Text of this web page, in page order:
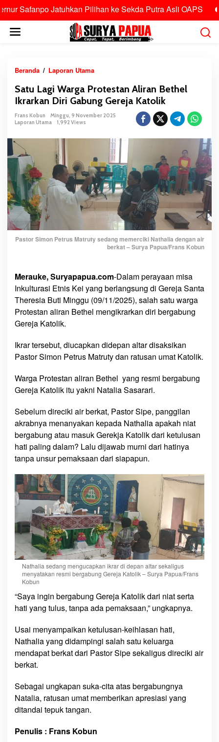
Jatuhkan Pilihan ke Sekda Putra Asli OAPS Tolak
Beranda / Laporan Utama
t
u
L
W
a
r
g
a
P
o
t
t
a
n
a
n
e
e
k
r
r
k
a
n
D
i
r
G
a
u
n
G
e
r
a
l
Satu Lagi Warga Protestan Aliran Bethel
Ikrarkan Diri Gabung Gereja Katolik
Frans Kobun
Minggu, 9 November 2025
Laporan Utama
1,992 Views
Pastor Simon Petrus Matruty sedang memerciki Nathalia dengan air
berkat – Surya Papua/Frans Kobun
Merauke, Suryapapua.com-Dalam perayaan misa
Inkulturasi Etnis Kei yang berlangsung di Gereja Santa
Theresia Buti Minggu (09/11/2025), salah satu warga
Protestan aliran Bethel mengikrarkan diri bergabung
Gereja Katolik.
Ikrar tersebut, diucapkan didepan altar disaksikan
Pastor Simon Petrus Matruty dan ratusan umat Katolik.
Warga Protestan aliran Bethel yang resmi bergabung
Gereja Katolik itu yakni Natalia Sasarari.
Sebelum direciki air berkat, Pastor Sipe, panggilan
akrabnya menanyakan kepada Nathalia apakah niat
bergabung atau masuk Gerekja Katolik dari ketulusan
hati paling dalam? Lalu dijawab murni dari hatinya
tanpa unsur pemaksaan dari siapapun.
Nathalia sedang mengucapkan ikrar di depan altar sekaligus
menyatakan resmi bergabung Gereja Katolik – Surya Papua/Frans
Kobun
“Saya ingin bergabung Gereja Katolik dari niat serta
hati yang tulus, tanpa ada pemaksaan,” ungkapnya.
Usai menyampaikan ketulusan-keihlasan hati,
Nathalia yang didampingi salah satu keluarga
mendapat berkat dari Pastor Sipe sekaligus direciki air
berkat.
Sebagai ungkapan suka-cita atas bergabungnya
Natalia, ratusan umat memberikan apresiasi yang
ditandai tepuk tangan.
Penulis : Frans Kobun